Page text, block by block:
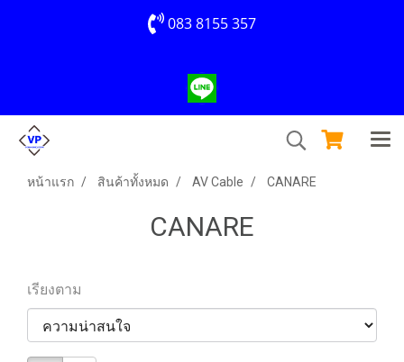
083 8155 357
หน้าแรก สินค้าทั้งหมด AV Cable CANARE
CANARE
เรียงตาม